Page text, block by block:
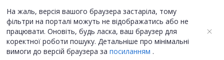
На жаль, версія вашого браузера застаріла, тому
фільтри на порталі можуть не відображатись або не
працювати. Оновіть, будь ласка, ваш браузер для
коректної роботи пошуку. Детальніше про мінімальні
вимоги до версій браузера за посиланням .
UA ENG
Інформація про закупівлю